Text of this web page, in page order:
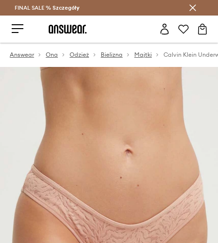
Oszczędzaj z Answear Club >
FINAL SALE % Szczegóły
Answear Ona Odzież Bielizna Majtki Calvin Klein